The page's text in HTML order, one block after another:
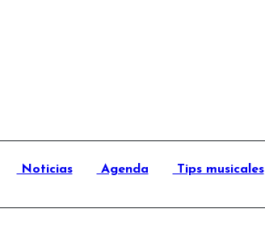
Noticias Agenda Tips musicales